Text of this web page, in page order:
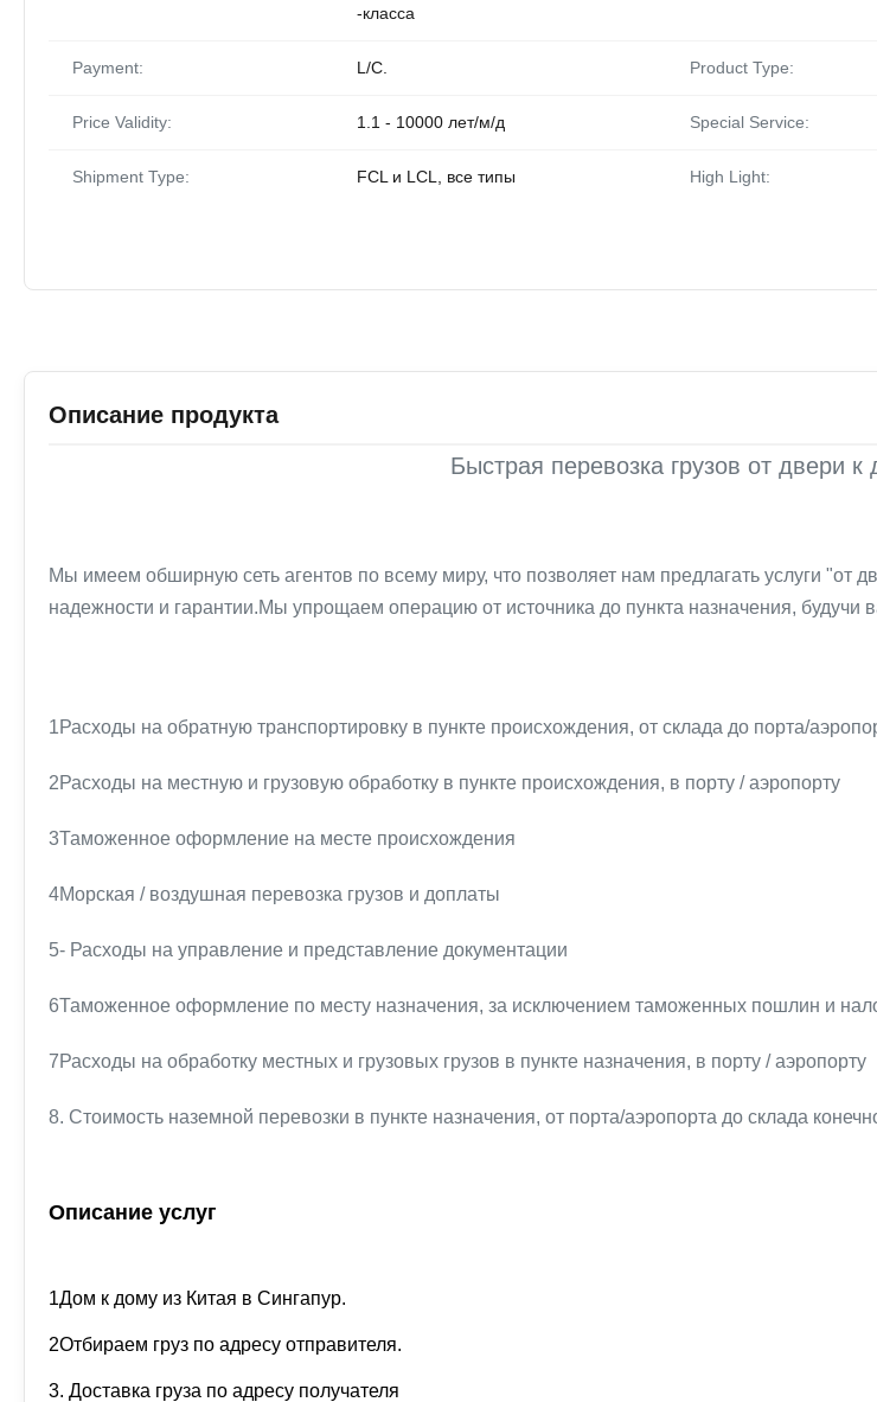
-класса
Payment: L/C. Product Type:
Price Validity: 1.1 - 10000 лет/м/д Special Service:
Shipment Type: FCL и LCL, все типы High Light:
Описание продукта
Быстрая перевозка грузов от двери
Мы имеем обширную сеть агентов по всему миру, что позволяет нам предлагать услуги
надежности и гарантии.Мы упрощаем операцию от источника до пункта назначения,
1Расходы на обратную транспортировку в пункте происхождения, от склада до порта/
2Расходы на местную и грузовую обработку в пункте происхождения, в порту / аэропорту
3Таможенное оформление на месте происхождения
4Морская / воздушная перевозка грузов и доплаты
5- Расходы на управление и представление документации
6Таможенное оформление по месту назначения, за исключением таможенных пошлин и
7Расходы на обработку местных и грузовых грузов в пункте назначения, в порту / аэропорту
8. Стоимость наземной перевозки в пункте назначения, от порта/аэропорта до склада
Описание услуг
1Дом к дому из Китая в Сингапур.
2Отбираем груз по адресу отправителя.
3. Доставка груза по адресу получателя